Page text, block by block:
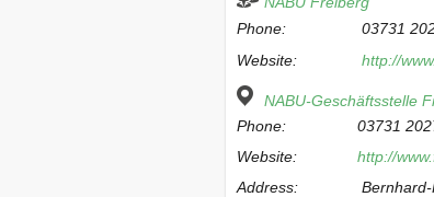
Phone:
03731
Website:
http://
NABU-Geschäftsstelle
Phone:
03731
Website:
http://
Address: